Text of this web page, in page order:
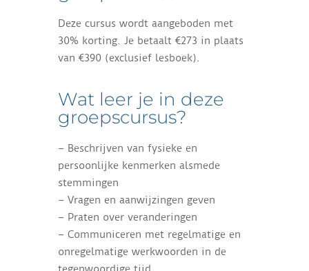
Deze cursus wordt aangeboden met
30% korting. Je betaalt €273 in plaats
van €390 (exclusief lesboek).
Wat leer je in deze
groepscursus?
– Beschrijven van fysieke en
persoonlijke kenmerken alsmede
stemmingen
– Vragen en aanwijzingen geven
– Praten over veranderingen
– Communiceren met regelmatige en
onregelmatige werkwoorden in de